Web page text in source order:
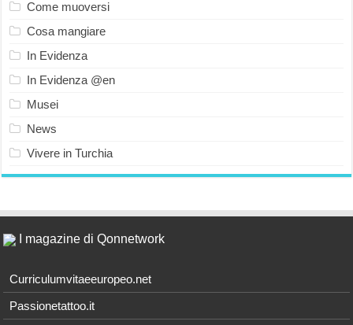
Come muoversi
Cosa mangiare
In Evidenza
In Evidenza @en
Musei
News
Vivere in Turchia
I magazine di Qonnetwork
Curriculumvitaeeuropeo.net
Passionetattoo.it